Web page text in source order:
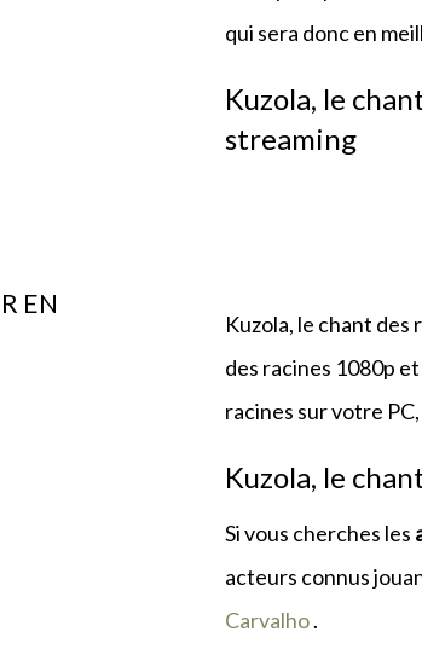
qui sera donc en
Kuzola, le
streaming
Kuzola, le chant des
des racines 1080p
racines sur votre
Kuzola, le
Si vous cherches les
acteurs connus
Carvalho.
EN